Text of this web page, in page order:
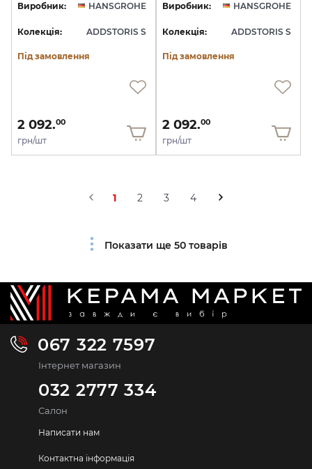
Виробник: HANSGROHE
Колекція: ADDSTORIS S
Під замовлення
2 092.00
грн/шт
Виробник: HANSGROHE
Колекція: ADDSTORIS S
Під замовлення
2 092.00
грн/шт
1 2 3 4
Показати ще 50 товарів
067 322 7597
Інтернет магазин
032 2777 334
Салон
Написати нам
Контактна інформація